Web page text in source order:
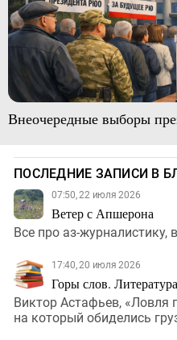
Внеочередные выборы
ПОСЛЕДНИЕ ЗАПИСИ В
07:50, 22 июля 2026
Ветер с Апшерона
Все про аз-журналистику,
17:40, 20 июля 2026
Горы слов.
Виктор Астафьев, «Ловля
на который обиделись